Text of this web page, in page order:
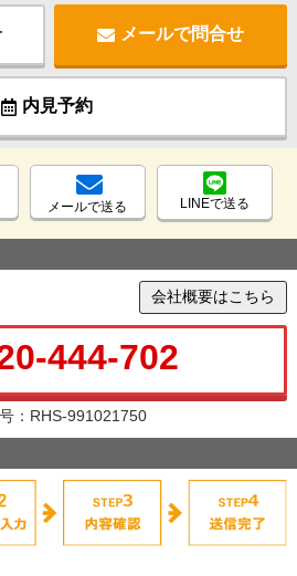
メールで問合せ
内見予約
メールで送る LINEで送る
会社概要はこちら
444-702
：RHS-991021750